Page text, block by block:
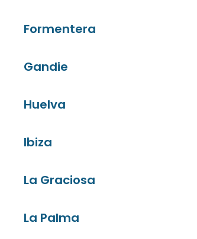
Formentera
Gandie
Huelva
Ibiza
La Graciosa
La Palma